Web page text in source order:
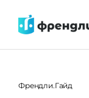
Френдли.Гайд